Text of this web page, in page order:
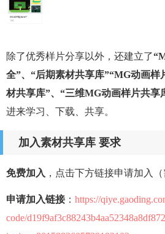
除了优秀样片分享以外，还建立了
全”、“后期素材共享库”“MG动画样
材共享库”、“三维MG动画样片共享
进来学习、下载、共享。
加入素材共享库 要求
免费加入 ，点击下方链接申请加入
申请加入链接： https://
code/